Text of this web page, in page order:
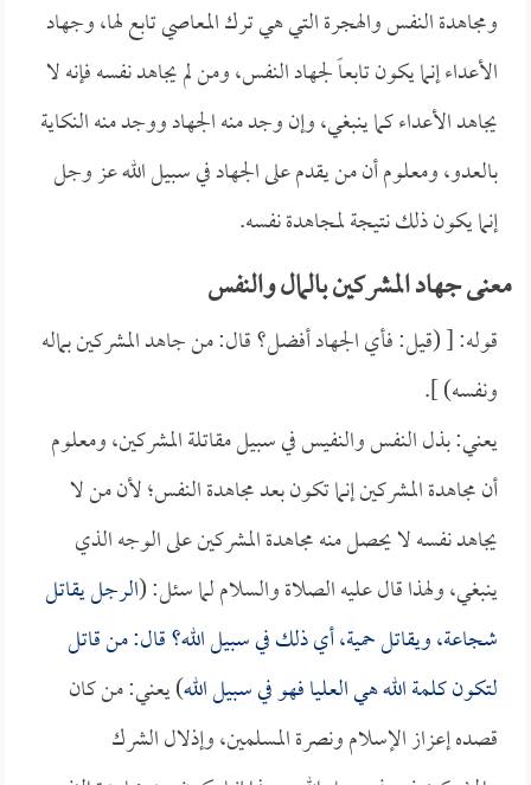
ومجاهدة النفس والهجرة التي هي ترك المعاصي تابع لها، وجهاد
الأعداء إنما يكون تابعاً لجهاد النفس، ومن لم يجاهد نفسه فإنه لا
يجاهد الأعداء كما ينبغي، وإن وجد منه الجهاد ووجد منه النكاية
بالعدو، ومعلوم أن من يقدم على الجهاد في سبيل الله عز وجل
إنما يكون ذلك نتيجة لمجاهدة نفسه.
معنى جهاد المشركين بالمال والنفس
قوله: [ (قيل: فأي الجهاد أفضل؟ قال: من جاهد المشركين بماله
ونفسه) ].
يعني: بذل النفس والنفيس في سبيل مقاتلة المشركين، ومعلوم
أن مجاهدة المشركين إنما تكون بعد مجاهدة النفس؛ لأن من لا
يجاهد نفسه لا يحصل منه مجاهدة المشركين على الوجه الذي
ينبغي، ولهذا قال عليه الصلاة والسلام لما سئل: (الرجل يقاتل
شجاعة، ويقاتل حمية، أي ذلك في سبيل الله؟ قال: من قاتل
لتكون كلمة الله هي العليا فهو في سبيل الله) يعني: من كان
قصده إعزاز الإسلام ونصرة المسلمين، وإذلال الشرك